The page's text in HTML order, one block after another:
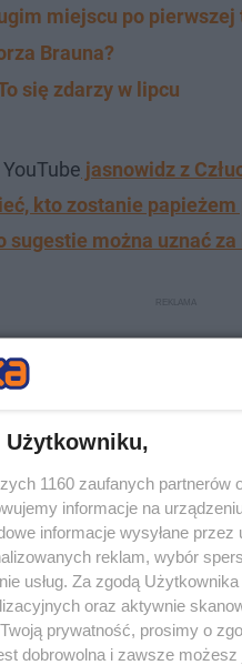
miejscu po pierwszej
Brauna?
się zdarzy w lipcu
jasnowidz z
kto zostanie
sugestie można uznać
w
Użytkowniku,
1160 zaufanych
informacje na
informacje wysyłane
reklam, wybór
usług. Za zgodą
oraz aktywnie
prywatność, prosimy o
dobrowolna i zawsze